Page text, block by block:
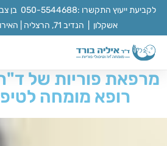
אשקלון | הנדיב 71, הרצליה | האירוסים 53, נס ציונה
מרפאת פוריות של
רופא מומחה